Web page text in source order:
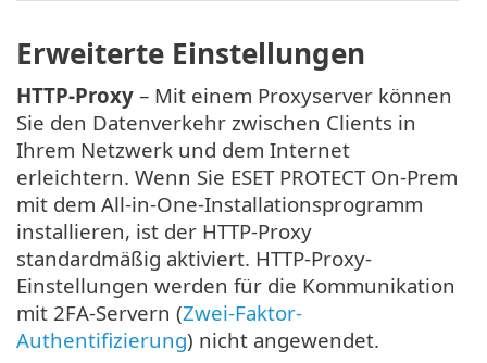
Erweiterte Einstellungen
HTTP-Proxy – Mit einem Proxyserver können
Sie den Datenverkehr zwischen Clients in
Ihrem Netzwerk und dem Internet
erleichtern. Wenn Sie ESET PROTECT On-Prem
mit dem All-in-One-Installationsprogramm
installieren, ist der HTTP-Proxy
standardmäßig aktiviert. HTTP-Proxy-
Einstellungen werden für die Kommunikation
mit 2FA-Servern (Zwei-Faktor-
Authentifizierung) nicht angewendet.